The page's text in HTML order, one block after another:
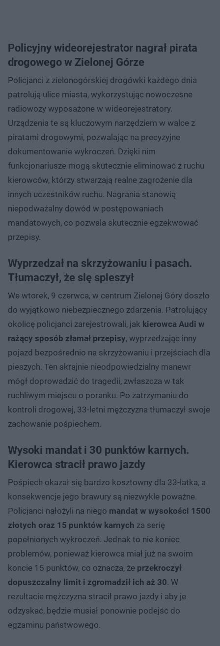
Policyjny wideorejestrator nagrał pirata
drogowego w Zielonej Górze
Policjanci z zielonogórskiej drogówki każdego dnia
patrolują ulice miasta, wykorzystując nowoczesne
radiowozy wyposażone w wideorejestratory.
Urządzenia te są kluczowym narzędziem w walce z
piratami drogowymi, pozwalając na precyzyjne
dokumentowanie wykroczeń. Dzięki nim
funkcjonariusze mogą skutecznie eliminować z ruchu
kierowców, którzy stwarzają realne zagrożenie dla
innych uczestników ruchu. Nagrania stanowią
niepodważalny dowód w postępowaniach
mandatowych, co pozwala skutecznie egzekwować
przepisy.
Wyprzedzał na skrzyżowaniu i pasach.
Tłumaczył, że się spieszył
We wtorek, 9 czerwca, w centrum Zielonej Góry doszło
do wyjątkowo niebezpiecznego zdarzenia. Patrolujący
okolicę policjanci zarejestrowali, jak kierowca Audi w
rażący sposób złamał przepisy, wyprzedzając inny
pojazd bezpośrednio na skrzyżowaniu i przejściach dla
pieszych. Ten skrajnie nieodpowiedzialny manewr
mógł doprowadzić do tragedii, zwłaszcza w tak
ruchliwym miejscu o poranku. Po zatrzymaniu do
kontroli drogowej, 33-letni mężczyzna tłumaczył swoje
zachowanie pośpiechem.
Wysoki mandat i 30 punktów karnych.
Kierowca stracił prawo jazdy
Pośpiech okazał się bardzo kosztowny dla 33-latka, a
konsekwencje jego brawury są niezwykle poważne.
Policjanci nałożyli na niego mandat w wysokości 1500
złotych oraz 15 punktów karnych za serię
popełnionych wykroczeń. Jednak to nie koniec
problemów, ponieważ kierowca miał już na swoim
koncie 15 punktów, co oznacza, że przekroczył
dopuszczalny limit i zgromadził ich aż 30. W
rezultacie mężczyzna stracił prawo jazdy i aby je
odzyskać, będzie musiał ponownie podejść do
egzaminu państwowego.